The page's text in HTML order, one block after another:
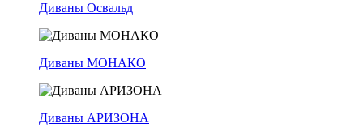
Диваны Освальд
Диваны МОНАКО
Диваны АРИЗОНА